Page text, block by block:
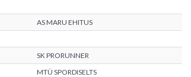
AS MARU EHITUS
SK PRORUNNER
MTÜ SPORDISELTS